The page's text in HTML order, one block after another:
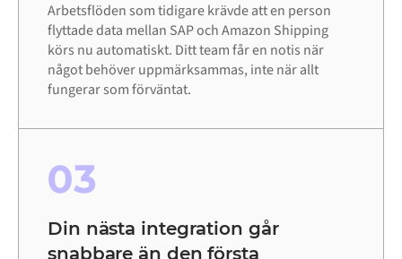
Arbetsflöden som tidigare krävde att en person
flyttade data mellan SAP och Amazon Shipping
körs nu automatiskt. Ditt team får en notis när
något behöver uppmärksammas, inte när allt
fungerar som förväntat.
03
Din nästa integration går
snabbare än den första